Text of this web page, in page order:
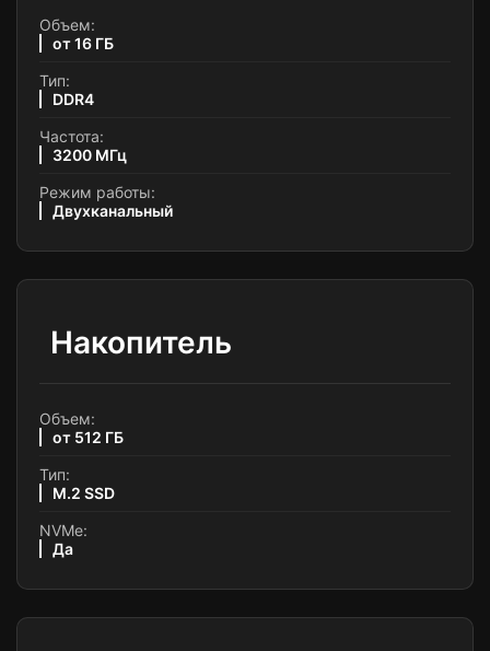
Объем:
от 16 ГБ
Тип:
DDR4
Частота:
3200 МГц
Режим работы:
Двухканальный
Накопитель
Объем:
от 512 ГБ
Тип:
M.2 SSD
NVMe:
Да